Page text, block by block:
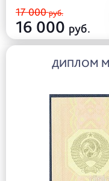
17 000руб.
16 000 руб.
ДИПЛОМ